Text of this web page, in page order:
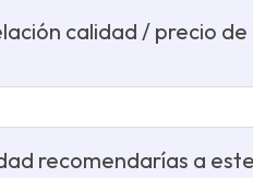
calidad / precio de
recomendarías a